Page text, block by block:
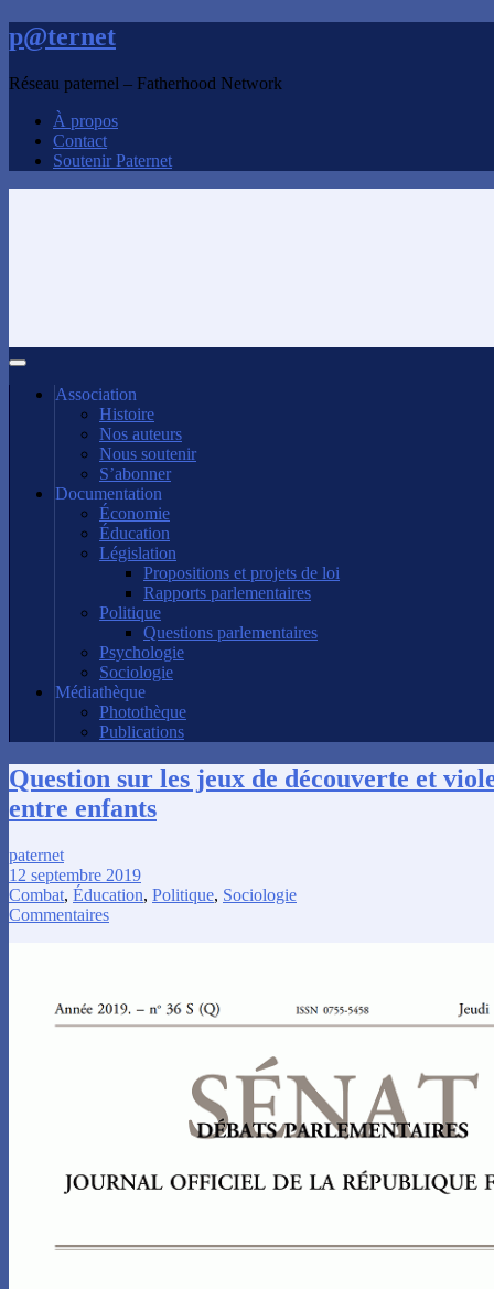
p@ternet
Réseau paternel – Fatherhood Network
À propos
Contact
Soutenir Paternet
Association
Histoire
Nos auteurs
Nous soutenir
S’abonner
Documentation
Économie
Éducation
Législation
Propositions et projets de loi
Rapports parlementaires
Politique
Questions parlementaires
Psychologie
Sociologie
Médiathèque
Photothèque
Publications
Question sur les jeux de découverte et
entre enfants
paternet
12 septembre 2019
Combat, Éducation, Politique, Sociologie
Commentaires